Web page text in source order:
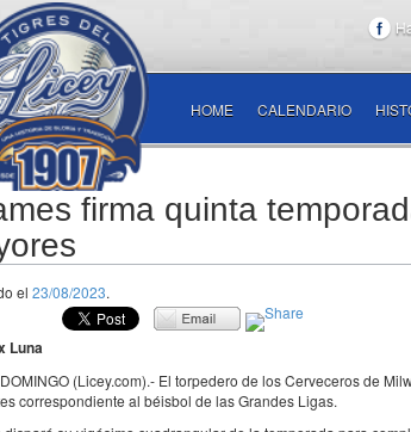
HOME CALENDARIO
firma quinta
el 23/08/2023.
Luna
(Licey.com).- El torpedero de los Cerveceros de
correspondiente al béisbol de las Grandes Ligas.